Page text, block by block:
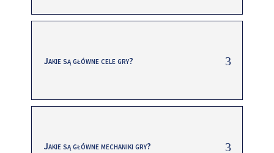
Jakie są główne cele gry?
Jakie są główne mechaniki gry?